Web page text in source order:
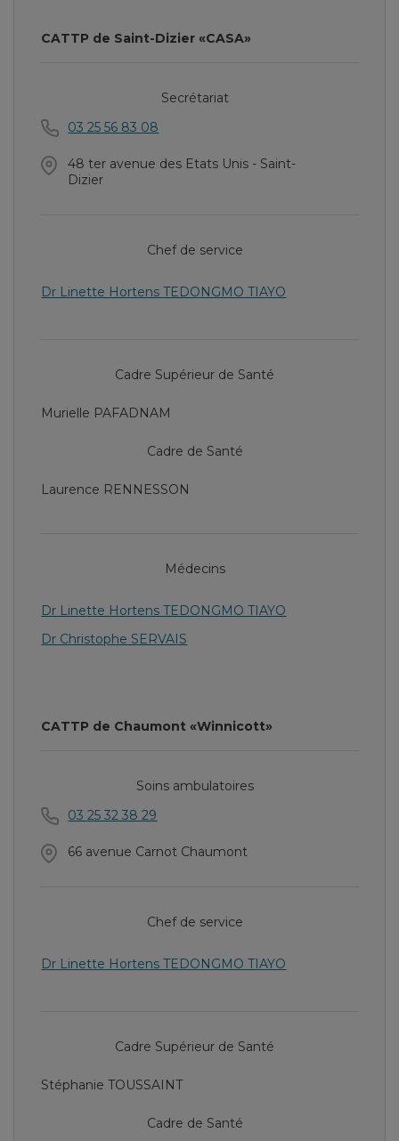
CATTP de Saint-Dizier «CASA»
Secrétariat
03 25 56 83 08
48 ter avenue des Etats Unis - Saint-
Dizier
Chef de service
Dr Linette Hortens TEDONGMO TIAYO
Cadre Supérieur de Santé
Murielle PAFADNAM
Cadre de Santé
Laurence RENNESSON
Médecins
Dr Linette Hortens TEDONGMO TIAYO
Dr Christophe SERVAIS
CATTP de Chaumont «Winnicott»
Soins ambulatoires
03 25 32 38 29
66 avenue Carnot Chaumont
Chef de service
Dr Linette Hortens TEDONGMO TIAYO
Cadre Supérieur de Santé
Stéphanie TOUSSAINT
Cadre de Santé